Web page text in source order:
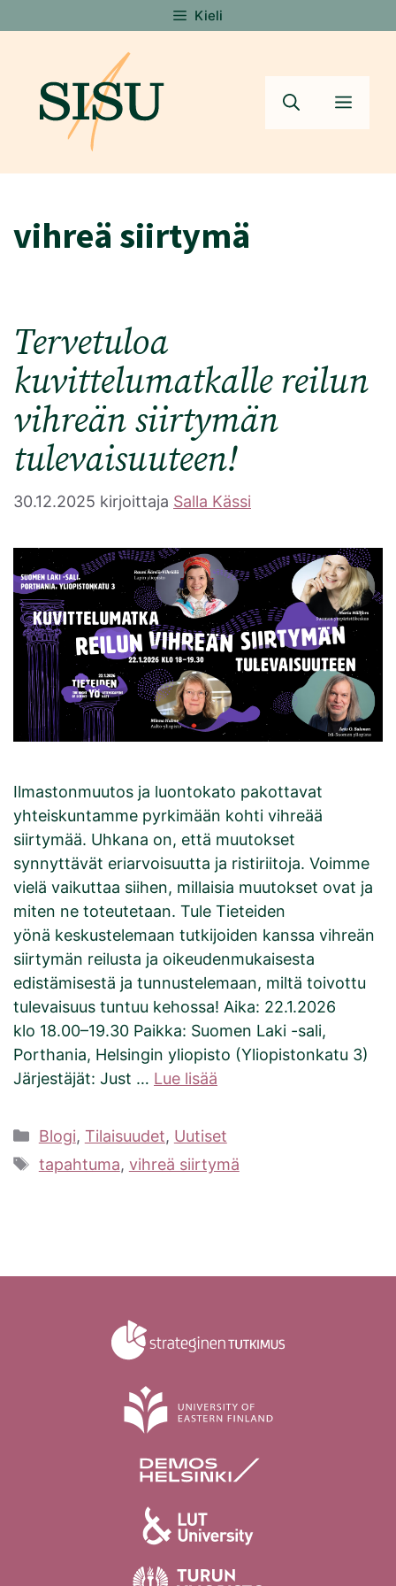
sisältöön
Kieli
vihreä siirtymä
Tervetuloa
kuvittelumatkalle reilun
vihreän siirtymän
tulevaisuuteen!
30.12.2025 kirjoittaja Salla Kässi
Ilmastonmuutos ja luontokato pakottavat
yhteiskuntamme pyrkimään kohti vihreää
siirtymää. Uhkana on, että muutokset
synnyttävät eriarvoisuutta ja ristiriitoja. Voimme
vielä vaikuttaa siihen, millaisia muutokset ovat ja
miten ne toteutetaan. Tule Tieteiden
yönä keskustelemaan tutkijoiden kanssa vihreän
siirtymän reilusta ja oikeudenmukaisesta
edistämisestä ja tunnustelemaan, miltä toivottu
tulevaisuus tuntuu kehossa! Aika: 22.1.2026
klo 18.00–19.30 Paikka: Suomen Laki -sali,
Porthania, Helsingin yliopisto (Yliopistonkatu 3)
Järjestäjät: Just … Lue lisää
Kategoriat
Blogi, Tilaisuudet, Uutiset
Avainsanat
tapahtuma, vihreä siirtymä